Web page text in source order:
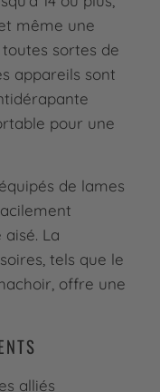
même une
sortes de
appareils sont
pour une
de lames
La
tels que le
offre une
alliés